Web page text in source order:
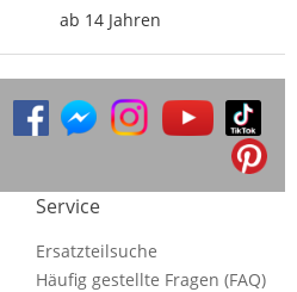
ab 14 Jahren
Service
Ersatzteilsuche
Häufig gestellte Fragen (FAQ)